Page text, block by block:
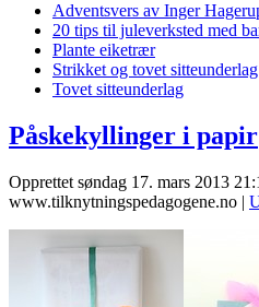
Adventsvers av Inger
20 tips til juleverksted med
Plante eiketrær
Strikket og tovet sitteunderlag
Tovet sitteunderlag
Påskekyllinger i papir
Opprettet søndag 17. mars 2013
www.tilknytningspedagogene.no |